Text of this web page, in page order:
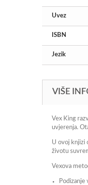
Uvez
ISBN
Jezik
VIŠE
Vex King
uvjerenja.
U ovoj knjizi
životu
Vexova
Podizanje